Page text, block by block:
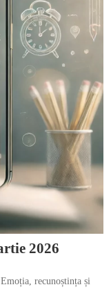
2026
recunoștința și